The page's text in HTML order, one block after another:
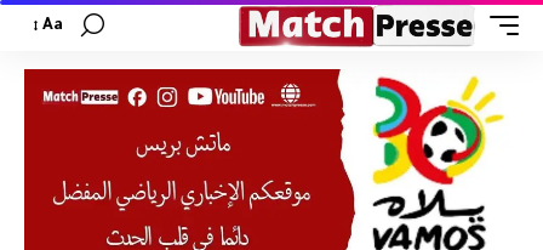
Aa